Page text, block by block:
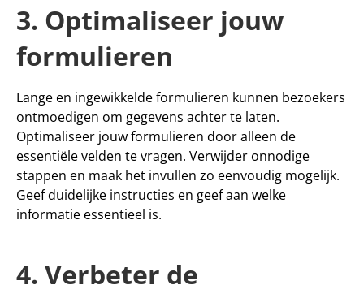
3. Optimaliseer jouw
formulieren
Lange en ingewikkelde formulieren kunnen bezoekers
ontmoedigen om gegevens achter te laten.
Optimaliseer jouw formulieren door alleen de
essentiële velden te vragen. Verwijder onnodige
stappen en maak het invullen zo eenvoudig mogelijk.
Geef duidelijke instructies en geef aan welke
informatie essentieel is.
4. Verbeter de